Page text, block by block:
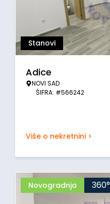
Stanovi
Adice
NOVI SAD
ŠIFRA: #566242
Više o nekretnini >
Novogradnja 360°